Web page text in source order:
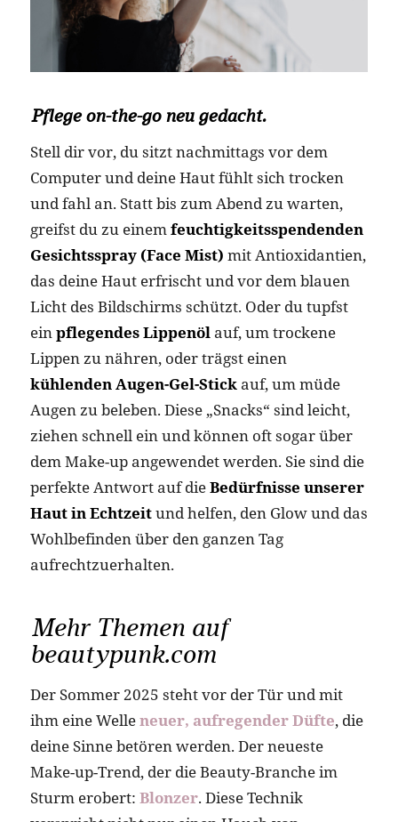
Pflege on-the-go neu gedacht.
Stell dir vor, du sitzt nachmittags vor dem
Computer und deine Haut fühlt sich trocken
und fahl an. Statt bis zum Abend zu warten,
greifst du zu einemfeuchtigkeitsspendenden
Gesichtsspray (Face Mist) mit Antioxidantien,
das deine Haut erfrischt und vor dem blauen
Licht des Bildschirms schützt. Oder du tupfst
einpflegendes Lippenölauf, um trockene
Lippen zu nähren, oder trägst einen
kühlenden Augen-Gel-Stickauf, um müde
Augen zu beleben. Diese „Snacks“ sind leicht,
ziehen schnell ein und können oft sogar über
dem Make-up angewendet werden. Sie sind die
perfekte Antwort auf dieBedürfnisse unserer
Haut in Echtzeitund helfen, den Glow und das
Wohlbefinden über den ganzen Tag
aufrechtzuerhalten.
Mehr Themen auf
beautypunk.com
Der Sommer 2025 steht vor der Tür und mit
ihm eine Welleneuer, aufregender Düfte, die
deine Sinne betören werden. Der neueste
Make-up-Trend, der die Beauty-Branche im
Sturm erobert: Blonzer. Diese Technik